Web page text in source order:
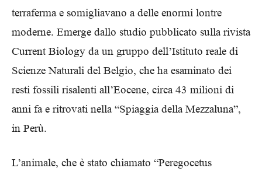
terraferma e somigliavano a delle enormi lontre
moderne. Emerge dallo studio pubblicato sulla rivista
Current Biology da un gruppo dell’Istituto reale di
Scienze Naturali del Belgio, che ha esaminato dei
resti fossili risalenti all’Eocene, circa 43 milioni di
anni fa e ritrovati nella “Spiaggia della Mezzaluna”,
in Perù.
L’animale, che è stato chiamato “Peregocetus